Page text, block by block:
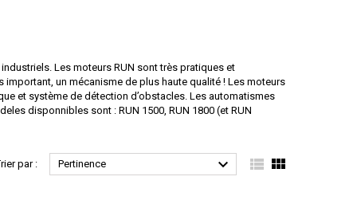
Les moteurs RUN sont très pratiques et
un mécanisme de plus haute qualité ! Les moteurs
et système de détection d’obstacles. Les automatismes
disponnibles sont : RUN 1500, RUN 1800 (et RUN
par : Pertinence   